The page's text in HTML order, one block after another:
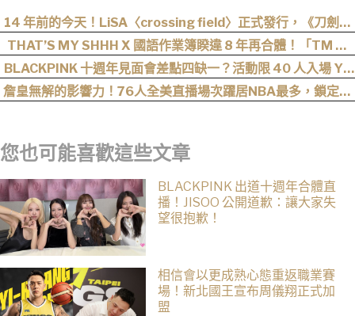
14 年前的今天！LiSA〈crossing field〉正式發行，《刀劍神
域》OP 不只熱血還藏著桐人、亞絲娜最深的羈絆
THAT’S MY SHHH X 國語作業簿睽違 8 年再合體！「TM 國
2」集結熊仔、陳嫺靜、山姆…完整卡司、售票資訊一次看
BLACKPINK 十週年見面會差點四缺一？活動限 40 人入場 YG
遭全網撻伐！
詹皇無解的影響力！76人全美直播場次躍居NBA最多，鎖定開
您也可能喜歡這些文章
BLACKPINK 出道十週年合體直
播！JISOO 公開道歉：讓大家失
望很抱歉！
相信會以更成熟心態重返職業賽
場！新北國王宣布周儀翔正式加
盟